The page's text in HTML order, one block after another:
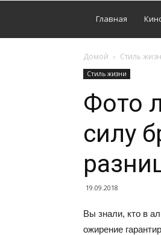
Главная
Домой Стиль
Стиль жизни
Фото
силу
19.09.2018
Вы знали, кто в
ожирение